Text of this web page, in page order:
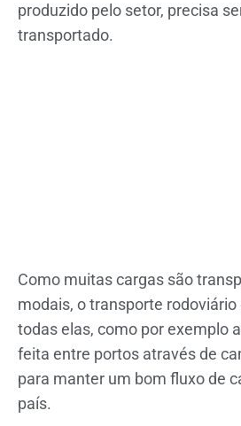
produzido pelo setor, precisa
transportado.
Como muitas cargas são
modais, o transporte rodoviário
todas elas, como por exemplo a
feita entre portos através de
para manter um bom fluxo de
país.